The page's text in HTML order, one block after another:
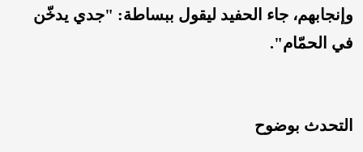
وإنجابهم، جاء الحفيد ليقول ببساطة: "جدي يدخّن
في الحمّام".
التحدث بوضوح